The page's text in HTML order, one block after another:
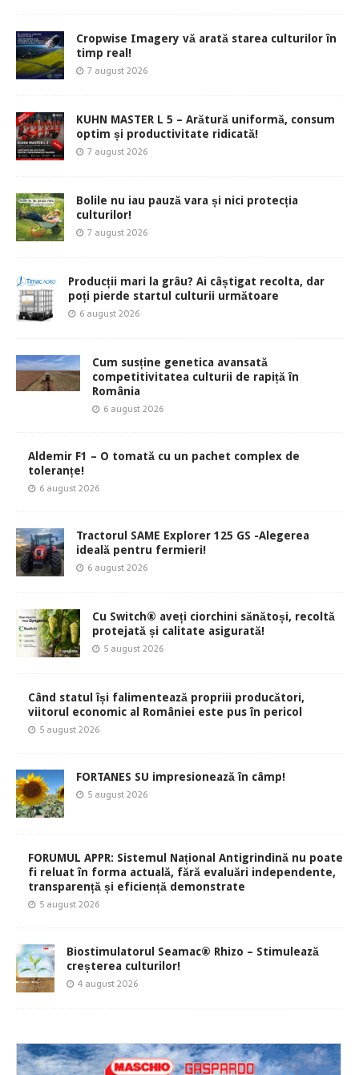
Cropwise Imagery vă arată starea culturilor în
timp real!
7 august 2026
KUHN MASTER L 5 – Arătură uniformă, consum
optim și productivitate ridicată!
7 august 2026
Bolile nu iau pauză vara și nici protecția
culturilor!
7 august 2026
Producții mari la grâu? Ai câștigat recolta, dar
poți pierde startul culturii următoare
6 august 2026
Cum susține genetica avansată
competitivitatea culturii de rapiță în
România
6 august 2026
Aldemir F1 – O tomată cu un pachet complex de
toleranțe!
6 august 2026
Tractorul SAME Explorer 125 GS -Alegerea
ideală pentru fermieri!
6 august 2026
Cu Switch® aveți ciorchini sănătoși, recoltă
protejată și calitate asigurată!
5 august 2026
Când statul își falimentează propriii producători,
viitorul economic al României este pus în pericol
5 august 2026
FORTANES SU impresionează în câmp!
5 august 2026
FORUMUL APPR: Sistemul Național Antigrindină nu poate
fi reluat în forma actuală, fără evaluări independente,
transparență și eficiență demonstrate
5 august 2026
Biostimulatorul Seamac® Rhizo – Stimulează
creșterea culturilor!
4 august 2026